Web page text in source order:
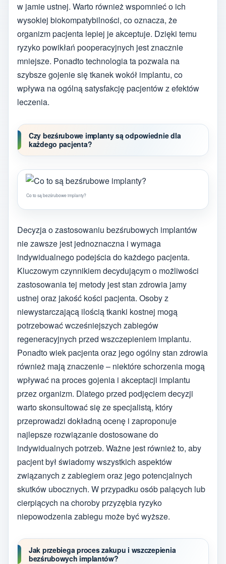
w jamie ustnej. Warto również wspomnieć o ich
wysokiej biokompatybilności, co oznacza, że
organizm pacjenta lepiej je akceptuje. Dzięki temu
ryzyko powikłań pooperacyjnych jest znacznie
mniejsze. Ponadto technologia ta pozwala na
szybsze gojenie się tkanek wokół implantu, co
wpływa na ogólną satysfakcję pacjentów z efektów
leczenia.
Czy bezśrubowe implanty są odpowiednie dla
każdego pacjenta?
Co to są bezśrubowe implanty?
Decyzja o zastosowaniu bezśrubowych implantów
nie zawsze jest jednoznaczna i wymaga
indywidualnego podejścia do każdego pacjenta.
Kluczowym czynnikiem decydującym o możliwości
zastosowania tej metody jest stan zdrowia jamy
ustnej oraz jakość kości pacjenta. Osoby z
niewystarczającą ilością tkanki kostnej mogą
potrzebować wcześniejszych zabiegów
regeneracyjnych przed wszczepieniem implantu.
Ponadto wiek pacjenta oraz jego ogólny stan zdrowia
również mają znaczenie – niektóre schorzenia mogą
wpływać na proces gojenia i akceptacji implantu
przez organizm. Dlatego przed podjęciem decyzji
warto skonsultować się ze specjalistą, który
przeprowadzi dokładną ocenę i zaproponuje
najlepsze rozwiązanie dostosowane do
indywidualnych potrzeb. Ważne jest również to, aby
pacjent był świadomy wszystkich aspektów
związanych z zabiegiem oraz jego potencjalnych
skutków ubocznych. W przypadku osób palących lub
cierpiących na choroby przyzębia ryzyko
niepowodzenia zabiegu może być wyższe.
Jak przebiega proces zakupu i wszczepienia
bezśrubowych implantów?